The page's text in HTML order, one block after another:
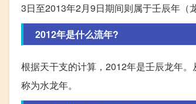
3日至2013年2月9日期间则属于壬辰年（
2012年是什么流年?
根据天干支的计算，2012年是壬辰龙年
称为水龙年。